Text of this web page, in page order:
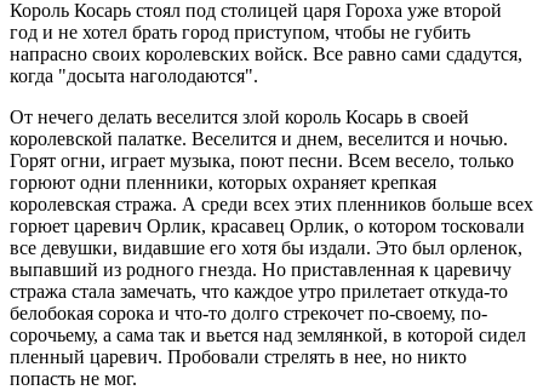
Король Косарь стоял под столицей царя Гороха уже второй
год и не хотел брать город приступом, чтобы не губить
напрасно своих королевских войск. Все равно сами сдадутся,
когда "досыта наголодаются".
От нечего делать веселится злой король Косарь в своей
королевской палатке. Веселится и днем, веселится и ночью.
Горят огни, играет музыка, поют песни. Всем весело, только
горюют одни пленники, которых охраняет крепкая
королевская стража. А среди всех этих пленников больше всех
горюет царевич Орлик, красавец Орлик, о котором тосковали
все девушки, видавшие его хотя бы издали. Это был орленок,
выпавший из родного гнезда. Но приставленная к царевичу
стража стала замечать, что каждое утро прилетает откуда-то
белобокая сорока и что-то долго стрекочет по-своему, по-
сорочьему, а сама так и вьется над землянкой, в которой сидел
пленный царевич. Пробовали стрелять в нее, но никто
попасть не мог.